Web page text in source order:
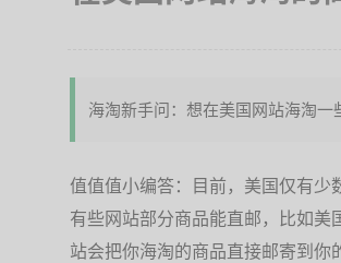
海淘新手问：想在美国网站海淘
值值值小编答：目前，美国仅有
有些网站部分商品能直邮，比如
站会把你海淘的商品直接邮寄到